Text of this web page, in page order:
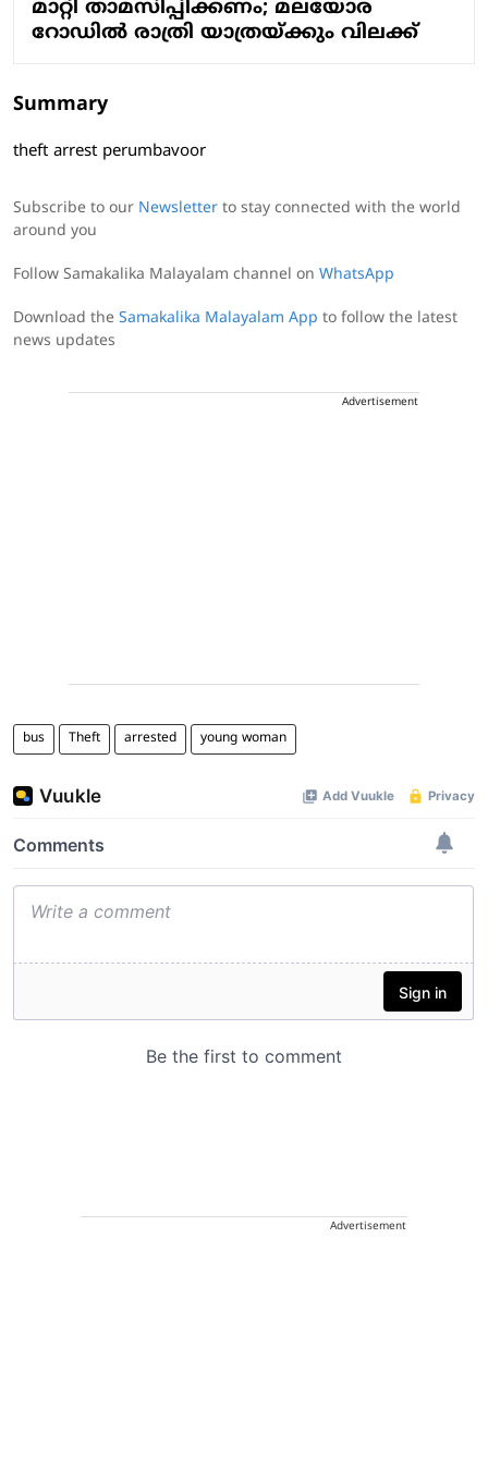
മാറ്റി താമസിപ്പിക്കണം; മലയോര
റോഡിൽ രാത്രി യാത്രയ്ക്കും വിലക്ക്
Summary
theft arrest perumbavoor
Subscribe to our Newsletter to stay connected with the world
around you
Follow Samakalika Malayalam channel on WhatsApp
Download the Samakalika Malayalam App to follow the latest
news updates
Advertisement
bus Theft arrested young woman
Advertisement